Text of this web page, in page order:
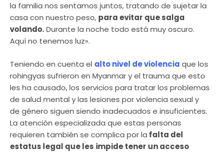
la familia nos sentamos juntos, tratando de sujetar la
casa con nuestro peso, para evitar que salga
volando.Durante la noche todo está muy oscuro.
Aquí no tenemos luz».
Teniendo en cuenta el alto nivel de violencia que los
rohingyas sufrieron en Myanmar y el trauma que esto
les ha causado, los servicios para tratar los problemas
de salud mental y las lesiones por violencia sexual y
de género siguen siendo inadecuados e insuficientes.
La atención especializada que estas personas
requieren también se complica por la falta del
estatus legal que les impide tener un acceso